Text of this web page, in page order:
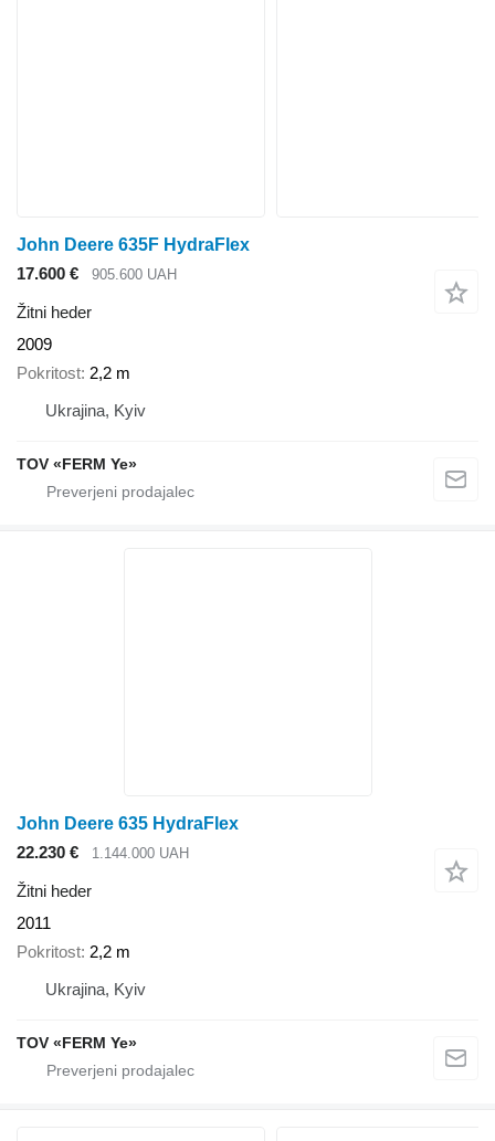
John Deere 635F HydraFlex
17.600 €
905.600 UAH
Žitni heder
2009
Pokritost 2,2 m
Ukrajina, Kyiv
TOV «FERM Ye»
John Deere 635 HydraFlex
22.230 €
1.144.000 UAH
Žitni heder
2011
Pokritost 2,2 m
Ukrajina, Kyiv
TOV «FERM Ye»